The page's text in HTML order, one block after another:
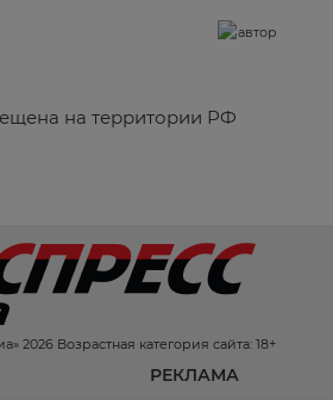
на территории РФ
2026 Возрастная категория сайта: 18+
РЕКЛАМА